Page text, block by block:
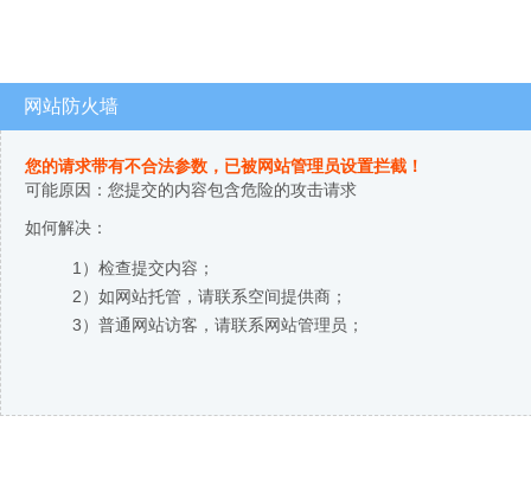
网站防火墙
您的请求带有不合法参数，已被网站管理员设置拦截！
可能原因：您提交的内容包含危险的攻击请求
如何解决：
1）检查提交内容；
2）如网站托管，请联系空间提供商；
3）普通网站访客，请联系网站管理员；